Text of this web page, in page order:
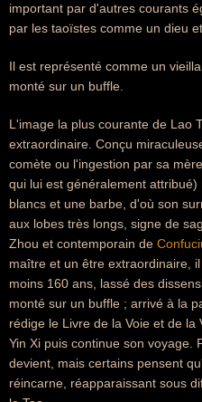
important par d'autres courants
par les taoïstes comme un dieu
Il est représenté comme un
monté sur un buffle.
L'image la plus courante de Lao
extraordinaire. Conçu
comète ou l'ingestion par sa
qui lui est généralement
blancs et une barbe, d'où son
aux lobes très longs, signe de
Zhou et contemporain de
maître et un être extraordinaire,
moins 160 ans, lassé des
monté sur un buffle ; arrivé à la
rédige le Livre de la Voie et de
Yin Xi puis continue son voyage.
devient, mais certains pensent
réincarne, réapparaissant sous